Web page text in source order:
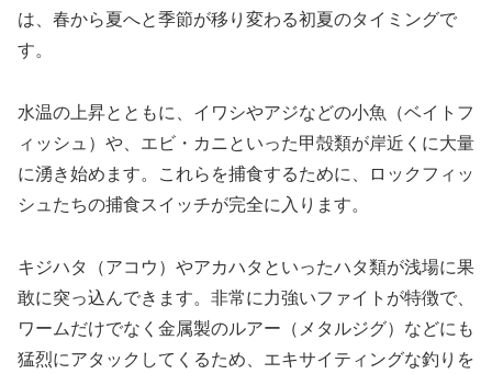
は、春から夏へと季節が移り変わる初夏のタイミングで
す。
水温の上昇とともに、イワシやアジなどの小魚（ベイトフ
ィッシュ）や、エビ・カニといった甲殻類が岸近くに大量
に湧き始めます。これらを捕食するために、ロックフィッ
シュたちの捕食スイッチが完全に入ります。
キジハタ（アコウ）やアカハタといったハタ類が浅場に果
敢に突っ込んできます。非常に力強いファイトが特徴で、
ワームだけでなく金属製のルアー（メタルジグ）などにも
猛烈にアタックしてくるため、エキサイティングな釣りを